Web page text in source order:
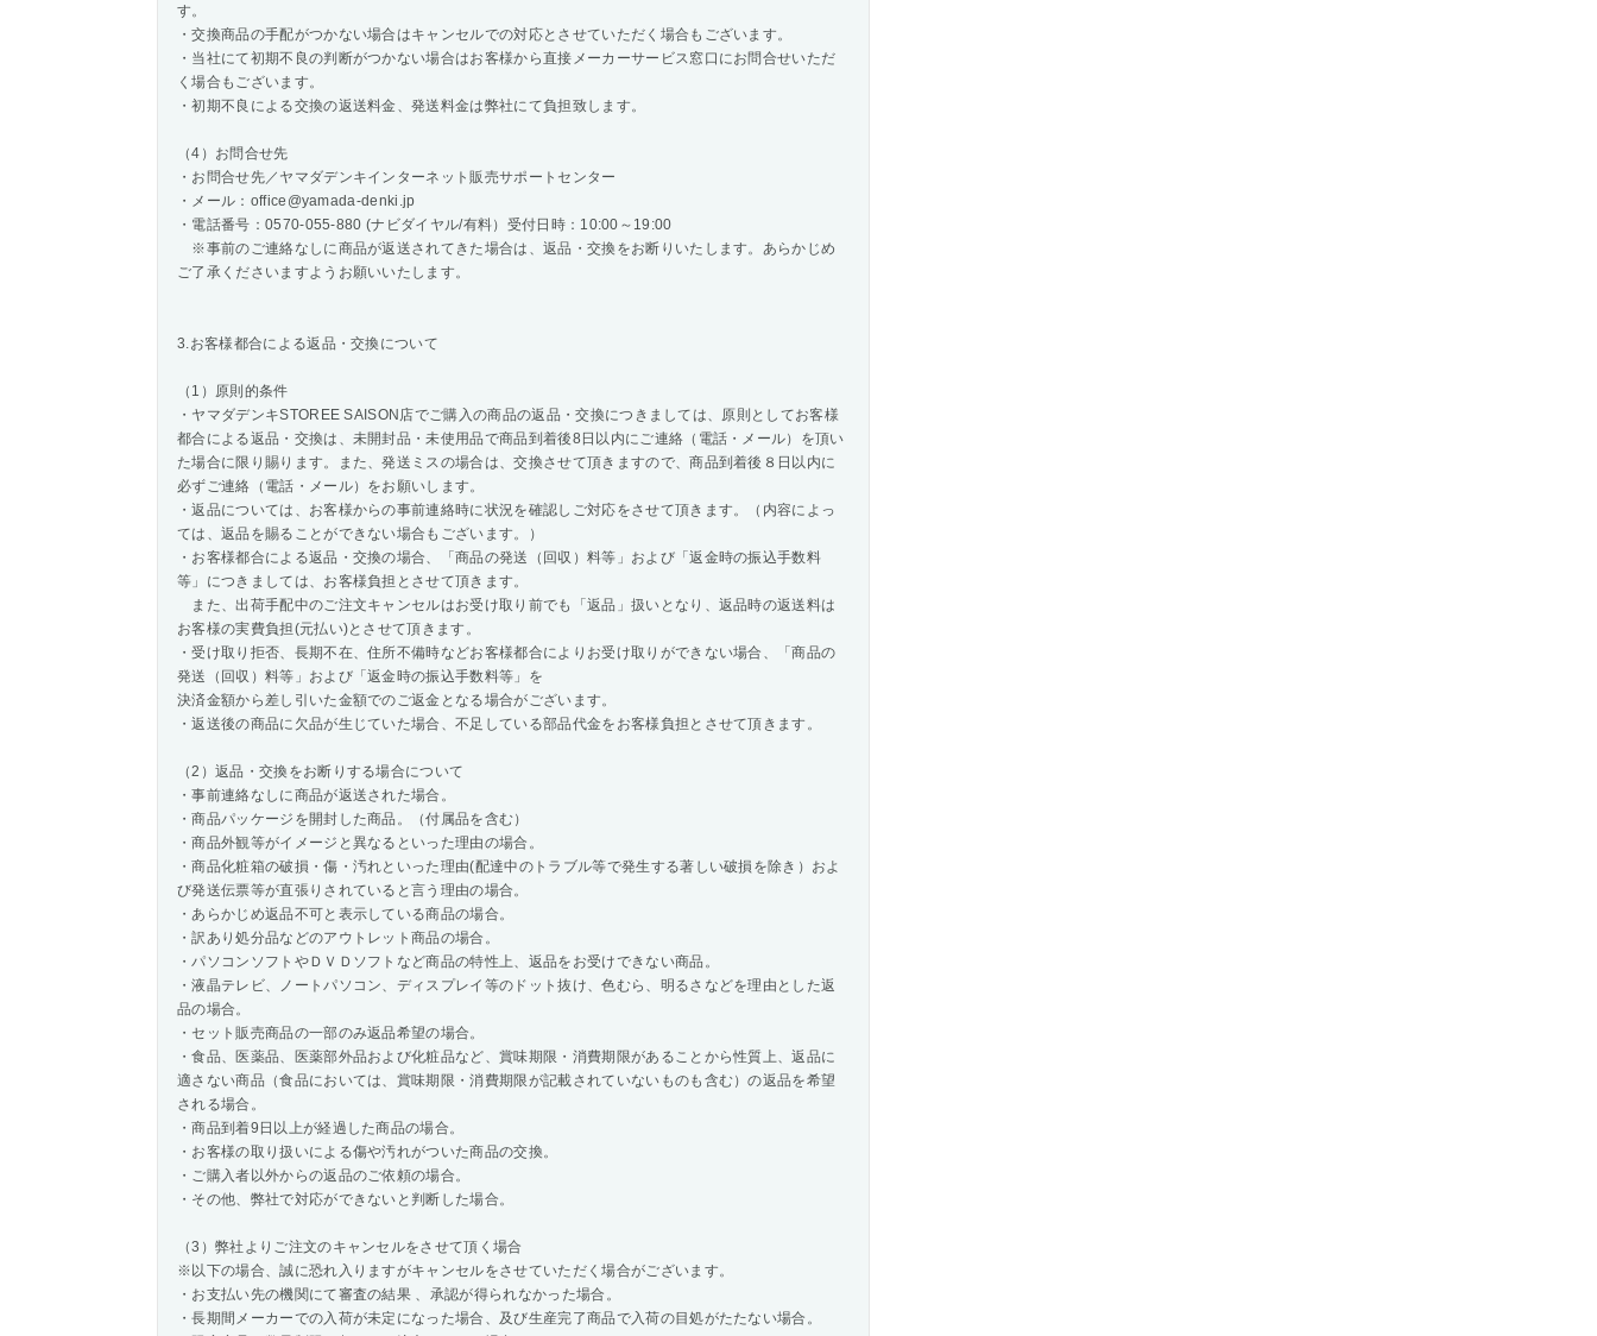
す。
・交換商品の手配がつかない場合はキャンセルでの対応とさせていただく場合もございます。
・当社にて初期不良の判断がつかない場合はお客様から直接メーカーサービス窓口にお問合せいただ
く場合もございます。
・初期不良による交換の返送料金、発送料金は弊社にて負担致します。
（4）お問合せ先
・お問合せ先／ヤマダデンキインターネット販売サポートセンター
・メール：office@yamada-denki.jp
・電話番号：0570-055-880 (ナビダイヤル/有料）受付日時：10:00～19:00
※事前のご連絡なしに商品が返送されてきた場合は、返品・交換をお断りいたします。あらかじめ
ご了承くださいますようお願いいたします。
3.お客様都合による返品・交換について
（1）原則的条件
・ヤマダデンキSTOREE SAISON店でご購入の商品の返品・交換につきましては、原則としてお客様
都合による返品・交換は、未開封品・未使用品で商品到着後8日以内にご連絡（電話・メール）を頂い
た場合に限り賜ります。また、発送ミスの場合は、交換させて頂きますので、商品到着後８日以内に
必ずご連絡（電話・メール）をお願いします。
・返品については、お客様からの事前連絡時に状況を確認しご対応をさせて頂きます。（内容によっ
ては、返品を賜ることができない場合もございます。）
・お客様都合による返品・交換の場合、「商品の発送（回収）料等」および「返金時の振込手数料
等」につきましては、お客様負担とさせて頂きます。
また、出荷手配中のご注文キャンセルはお受け取り前でも「返品」扱いとなり、返品時の返送料は
お客様の実費負担(元払い)とさせて頂きます。
・受け取り拒否、長期不在、住所不備時などお客様都合によりお受け取りができない場合、「商品の
発送（回収）料等」および「返金時の振込手数料等」を
決済金額から差し引いた金額でのご返金となる場合がございます。
・返送後の商品に欠品が生じていた場合、不足している部品代金をお客様負担とさせて頂きます。
（2）返品・交換をお断りする場合について
・事前連絡なしに商品が返送された場合。
・商品パッケージを開封した商品。（付属品を含む）
・商品外観等がイメージと異なるといった理由の場合。
・商品化粧箱の破損・傷・汚れといった理由(配達中のトラブル等で発生する著しい破損を除き）およ
び発送伝票等が直張りされていると言う理由の場合。
・あらかじめ返品不可と表示している商品の場合。
・訳あり処分品などのアウトレット商品の場合。
・パソコンソフトやＤＶＤソフトなど商品の特性上、返品をお受けできない商品。
・液晶テレビ、ノートパソコン、ディスプレイ等のドット抜け、色むら、明るさなどを理由とした返
品の場合。
・セット販売商品の一部のみ返品希望の場合。
・食品、医薬品、医薬部外品および化粧品など、賞味期限・消費期限があることから性質上、返品に
適さない商品（食品においては、賞味期限・消費期限が記載されていないものも含む）の返品を希望
される場合。
・商品到着9日以上が経過した商品の場合。
・お客様の取り扱いによる傷や汚れがついた商品の交換。
・ご購入者以外からの返品のご依頼の場合。
・その他、弊社で対応ができないと判断した場合。
（3）弊社よりご注文のキャンセルをさせて頂く場合
※以下の場合、誠に恐れ入りますがキャンセルをさせていただく場合がございます。
・お支払い先の機関にて審査の結果 、承認が得られなかった場合。
・長期間メーカーでの入荷が未定になった場合、及び生産完了商品で入荷の目処がたたない場合。